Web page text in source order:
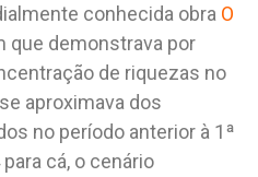
conhecida obra O
que demonstrava por
de riquezas no
aproximava dos
no período anterior à 1ª
cá, o cenário